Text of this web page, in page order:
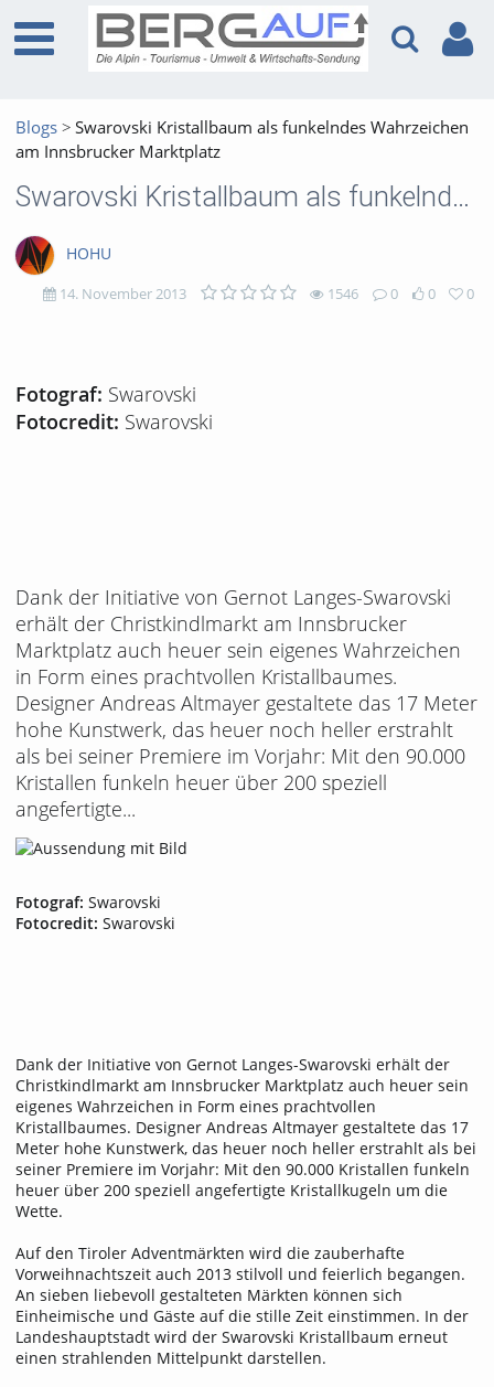
Blogs
Swarovski Kristallbaum als funkelndes Wahrzeichen
am Innsbrucker Marktplatz
Swarovski Kristallbaum als funkelndes Wahrzeichen am Innsbrucker Marktplatz
HOHU
14. November 2013 1546 0 0 0
Fotograf: Swarovski
Fotocredit: Swarovski
Dank der Initiative von Gernot Langes-Swarovski
erhält der Christkindlmarkt am Innsbrucker
Marktplatz auch heuer sein eigenes Wahrzeichen
in Form eines prachtvollen Kristallbaumes.
Designer Andreas Altmayer gestaltete das 17 Meter
hohe Kunstwerk, das heuer noch heller erstrahlt
als bei seiner Premiere im Vorjahr: Mit den 90.000
Kristallen funkeln heuer über 200 speziell
angefertigte...
Fotograf: Swarovski
Fotocredit: Swarovski
Dank der Initiative von Gernot Langes-Swarovski erhält der
Christkindlmarkt am Innsbrucker Marktplatz auch heuer sein
eigenes Wahrzeichen in Form eines prachtvollen
Kristallbaumes. Designer Andreas Altmayer gestaltete das 17
Meter hohe Kunstwerk, das heuer noch heller erstrahlt als bei
seiner Premiere im Vorjahr: Mit den 90.000 Kristallen funkeln
heuer über 200 speziell angefertigte Kristallkugeln um die
Wette.
Auf den Tiroler Adventmärkten wird die zauberhafte
Vorweihnachtszeit auch 2013 stilvoll und feierlich begangen.
An sieben liebevoll gestalteten Märkten können sich
Einheimische und Gäste auf die stille Zeit einstimmen. In der
Landeshauptstadt wird der Swarovski Kristallbaum erneut
einen strahlenden Mittelpunkt darstellen.